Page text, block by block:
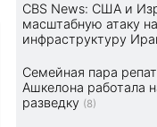
CBS News: США и
масштабную атаку
инфраструктуру
Семейная пара
Ашкелона работала
разведку (8)